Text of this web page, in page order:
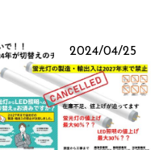
2024/04/25